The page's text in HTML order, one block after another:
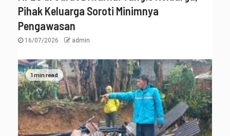
Pihak Keluarga Soroti Minimnya
Pengawasan
16/07/2026 admin
1 min read